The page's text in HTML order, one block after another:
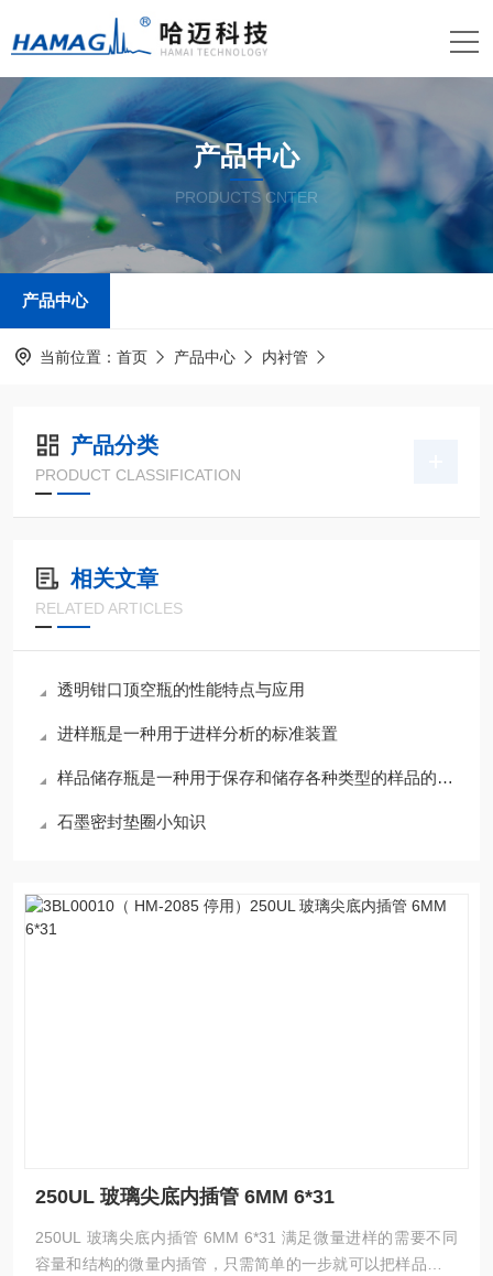
产品中心
PRODUCTS CNTER
产品中心
当前位置： 首页 产品中心 内衬管
产品分类
PRODUCT CLASSIFICATION
相关文章
RELATED ARTICLES
透明钳口顶空瓶的性能特点与应用
进样瓶是一种用于进样分析的标准装置
样品储存瓶是一种用于保存和储存各种类型的样品的容器
石墨密封垫圈小知识
250UL 玻璃尖底内插管 6MM 6*31
250UL 玻璃尖底内插管 6MM 6*31 满足微量进样的需要不同
容量和结构的微量内插管，只需简单的一步就可以把样品瓶从